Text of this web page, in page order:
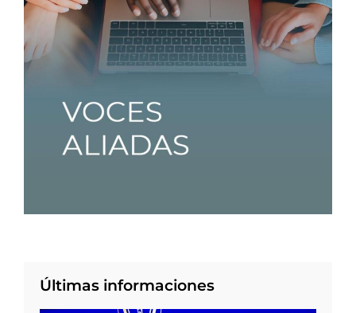
Últimas informaciones